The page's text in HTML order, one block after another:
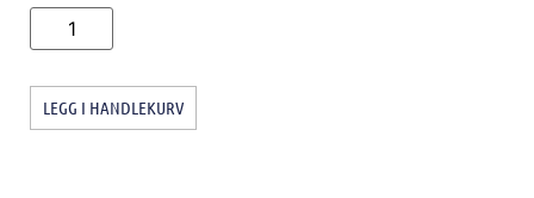
LEGG I HANDLEKURV